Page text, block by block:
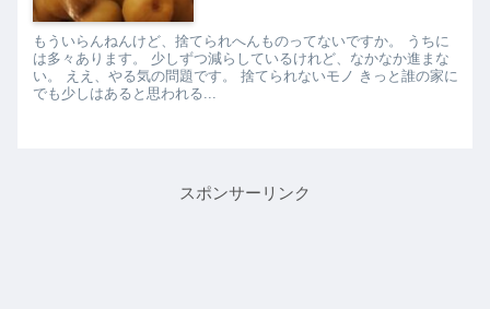
もういらんねんけど、捨てられへんものってないですか。 うちに
は多々あります。 少しずつ減らしているけれど、なかなか進まな
い。 ええ、やる気の問題です。 捨てられないモノ きっと誰の家に
でも少しはあると思われる...
スポンサーリンク